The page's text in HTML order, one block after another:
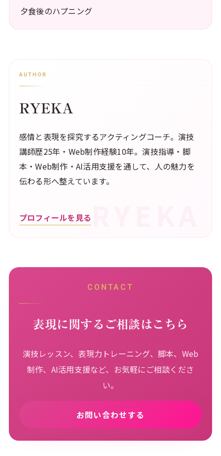
夕食後のハプニング
AUTHOR
RYEKA
感情と表現を探究するアクティングコーチ。演技
講師歴25年・Web制作経験10年。演技指導・脚
本・Web制作・AI活用支援を通して、人の魅力を
伝わる形へ整えています。
プロフィールを見る
CONTACT
表現に関するご相談はこちら
演技レッスン、表現力トレーニング、脚本、Web
制作、AI活用支援など、お気軽にご相談くださ
い。
お問い合わせする